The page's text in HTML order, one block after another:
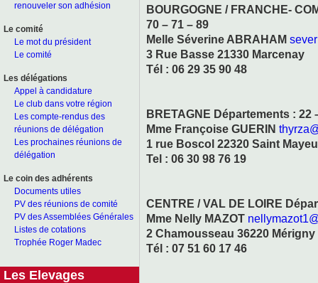
renouveler son adhésion
Le comité
Le mot du président
Le comité
Les délégations
Appel à candidature
Le club dans votre région
Les compte-rendus des
réunions de délégation
Les prochaines réunions de
délégation
Le coin des adhérents
Documents utiles
PV des réunions de comité
PV des Assemblées Générales
Listes de cotations
Trophée Roger Madec
Les Elevages
BOURGOGNE / FRANCHE-
70 – 71 – 89
Melle Séverine ABRAHAM
3 Rue Basse 21330 Marcenay
Tél : 06 29 35 90 48
BRETAGNE Départements : 22
Mme Françoise GUERIN
1 rue Boscol 22320 Saint
Tel : 06 30 98 76 19
CENTRE / VAL DE LOIRE
Mme Nelly MAZOT
2 Chamousseau 36220 Mérigny
Tél : 07 51 60 17 46